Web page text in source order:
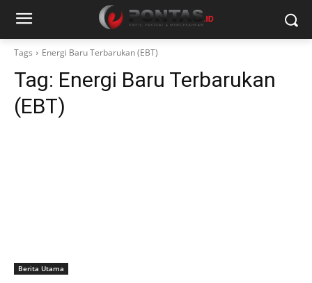
Tags Energi Baru Terbarukan (EBT)
Tag: Energi Baru Terbarukan
(EBT)
Berita Utama